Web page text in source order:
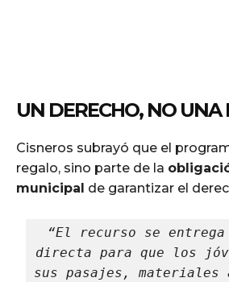
UN DERECHO, NO UNA
Cisneros subrayó que el
regalo, sino parte de la
municipal de garantizar el
“El recurso se entrega
directa para que los
sus pasajes, materiales